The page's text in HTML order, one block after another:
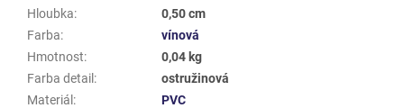
Hloubka:
0,50 cm
Farba:
vínová
Hmotnost:
0,04 kg
Farba detail :
ostružinová
Materiál :
PVC